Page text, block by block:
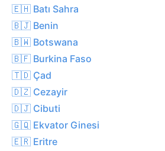
🇪🇭 Batı Sahra
🇧🇯 Benin
🇧🇼 Botswana
🇧🇫 Burkina Faso
🇹🇩 Çad
🇩🇿 Cezayir
🇩🇯 Cibuti
🇬🇶 Ekvator Ginesi
🇪🇷 Eritre